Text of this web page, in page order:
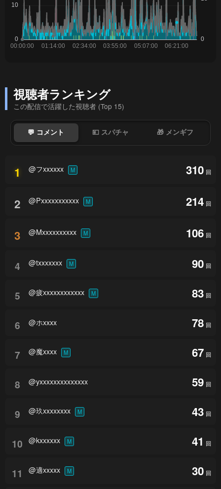
視聴者ランキング
この配信で活躍した視聴者 (Top 15)
💬 コメント 💴 スパチャ 🎁 メンギフ
1 @フxxxxxx M 310 回
2 @Pxxxxxxxxxxx M 214 回
3 @Mxxxxxxxxxx M 106 回
4 @txxxxxxx M 90 回
5 @疲xxxxxxxxxxxx M 83 回
6 @ホxxxx 78 回
7 @魔xxxx M 67 回
8 @yxxxxxxxxxxxxxx 59 回
9 @玖xxxxxxxx M 43 回
10 @kxxxxxx M 41 回
11 @適xxxxx M 30 回